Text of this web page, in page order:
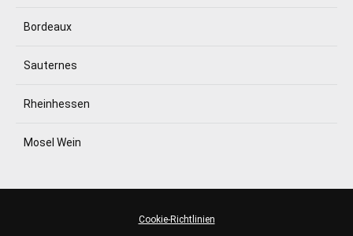
Bordeaux
Sauternes
Rheinhessen
Mosel Wein
Cookie-Richtlinien